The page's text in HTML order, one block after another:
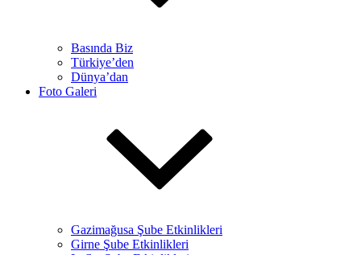
Basında Biz
Türkiye’den
Dünya’dan
Foto Galeri
Gazimağusa Şube Etkinlikleri
Girne Şube Etkinlikleri